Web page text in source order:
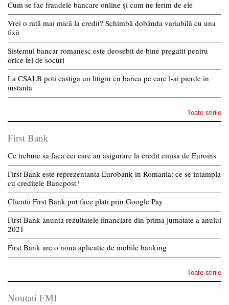
Cum se fac fraudele bancare online și cum ne ferim de ele
Vrei o rată mai mică la credit? Schimbă dobânda variabilă cu una
fixă
Sistemul bancar romanesc este deosebit de bine pregatit pentru
orice fel de socuri
La CSALB poti castiga un litigiu cu banca pe care l-ai pierde in
instanta
Toate stirile
First Bank
Ce trebuie sa faca cei care au asigurare la credit emisa de Euroins
First Bank este reprezentanta Eurobank in Romania: ce se intampla
cu creditele Bancpost?
Clientii First Bank pot face plati prin Google Pay
First Bank anunta rezultatele financiare din prima jumatate a anului
2021
First Bank are o noua aplicatie de mobile banking
Toate stirile
Noutati FMI